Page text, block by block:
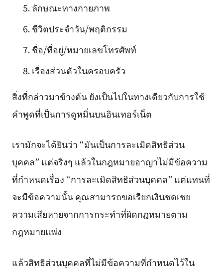
ลักษณะทางกายภาพ
ชีวิตประจำวัน/พฤติกรรม
ชื่อ/ที่อยู่/หมายเลขโทรศัพท์
เรื่องส่วนตัวในครอบครัว
สิ่งที่กล่าวมาข้างต้น ยังเป็นไปในทางเดียวกับการใช้
คำพูดที่เป็นการดูหมิ่นบนอินเทอร์เน็ต
เรามักจะได้ยินว่า “มันเป็นการละเมิดสิทธิส่วน
บุคคล” แต่จริงๆ แล้วในกฎหมายอาญาไม่มีข้อความ
ที่กำหนดเรื่อง “การละเมิดสิทธิส่วนบุคคล” แต่แทนที่
จะมีข้อความนั้น คุณสามารถขอเรียกเงินชดเชย
ความเสียหายจากการกระทำที่ผิดกฎหมายตาม
กฎหมายแพ่ง
แล้วสิทธิส่วนบุคคลที่ไม่มีข้อความที่กำหนดไว้ใน